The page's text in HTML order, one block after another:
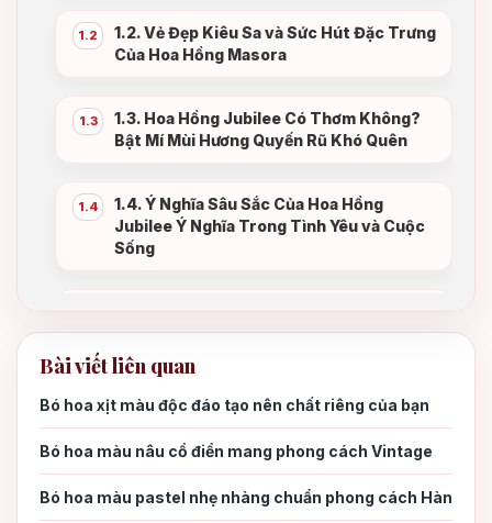
1.2
1.2. Vẻ Đẹp Kiêu Sa và Sức Hút Đặc Trưng
Của Hoa Hồng Masora
1.3
1.3. Hoa Hồng Jubilee Có Thơm Không?
Bật Mí Mùi Hương Quyến Rũ Khó Quên
1.4
1.4. Ý Nghĩa Sâu Sắc Của Hoa Hồng
Jubilee Ý Nghĩa Trong Tình Yêu và Cuộc
Sống
Julibee Đà Lạt và Chất Lượng Cao Cấp
2.
2. Bí Quyết Chọn Bó Hoa Hồng Jubilee
Hoàn Hảo Cho Từng Sự Kiện
2.1
2.1. Lựa Chọn Hoa Julibee Cho Dịp Khai
Trương và Sinh Nhật
Bài viết liên quan
Bó hoa xịt màu độc đáo tạo nên chất riêng của bạn
Bó hoa màu nâu cổ điển mang phong cách Vintage
Bó hoa màu pastel nhẹ nhàng chuẩn phong cách Hàn